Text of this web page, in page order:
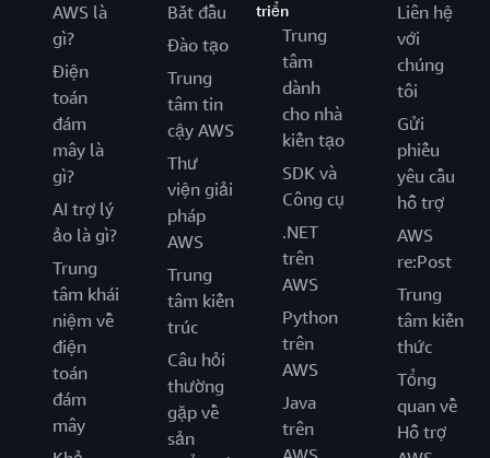
AWS là
gì?
Điện
toán
đám
mây là
gì?
AI trợ lý
ảo là gì?
Trung
tâm khái
niệm về
điện
toán
đám
mây
Bắt đầu
Đào tạo
Trung
tâm tin
cậy AWS
Thư
viện giải
pháp
AWS
Trung
tâm kiến
trúc
Câu hỏi
thường
gặp về
sản
triển
Trung
tâm
dành
cho nhà
kiến tạo
SDK và
Công cụ
.NET
trên
AWS
Python
trên
AWS
Java
trên
Liên hệ
với
chúng
tôi
Gửi
phiếu
yêu cầu
hỗ trợ
AWS
re:Post
Trung
tâm kiến
thức
Tổng
quan về
Hỗ trợ